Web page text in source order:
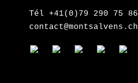
Tél +41(0)79 290 75 86
contact@montsalvens.ch